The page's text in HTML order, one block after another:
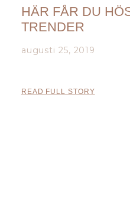
HÄR FÅR DU
TRENDER
augusti 25, 2019
READ FULL STORY